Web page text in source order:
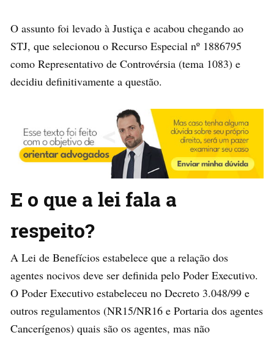
O assunto foi levado à Justiça e acabou chegando ao
STJ, que selecionou o Recurso Especial nº 1886795
como Representativo de Controvérsia (tema 1083) e
decidiu definitivamente a questão.
E o que a lei fala a
respeito?
A Lei de Benefícios estabelece que a relação dos
agentes nocivos deve ser definida pelo Poder Executivo.
O Poder Executivo estabeleceu no Decreto 3.048/99 e
outros regulamentos (NR15/NR16 e Portaria dos agentes
Cancerígenos) quais são os agentes, mas não